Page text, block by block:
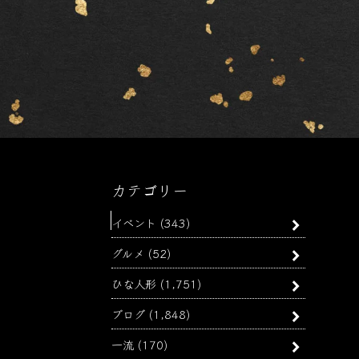
カテゴリー
イベント (343)
グルメ (52)
ひな人形 (1,751)
ブログ(1,848)
一流(170)